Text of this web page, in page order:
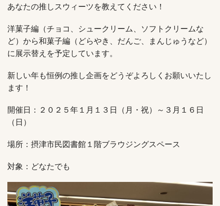
あなたの推しスウィーツを教えてください！
洋菓子編（チョコ、シュークリーム、ソフトクリームな
ど）から和菓子編（どらやき、だんご、まんじゅうなど）
に展示替えを予定しています。
新しい年も恒例の推し企画をどうぞよろしくお願いいたし
ます！
開催日：２０２５年１月１３日（月・祝）～３月１６日
（日）
場所：摂津市民図書館１階ブラウジングスペース
対象：どなたでも